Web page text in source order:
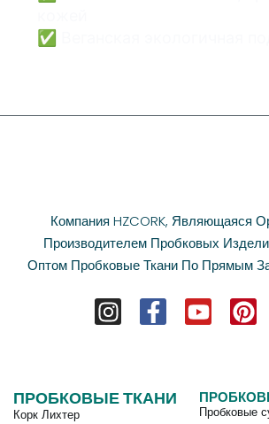
✅ Веганская экологичная
Компания HZCORK, Являющаяся
Производителем Пробковых
Оптом Пробковые Ткани По Прямым
ПРОБКОВЫЕ ТКАНИ
Корк Лихтер
Пробковые